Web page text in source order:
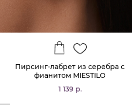
Пирсинг-лабрет из серебра с
фианитом MIESTILO
1 139 р.